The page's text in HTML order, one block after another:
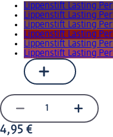
Lippenstift Lasting
Lippenstift Lasting
Lippenstift Lasting
Lippenstift Lasting
Lippenstift Lasting
Lippenstift Lasting
4,95 €